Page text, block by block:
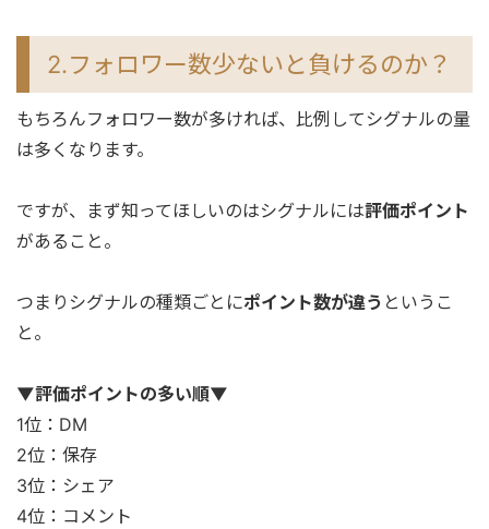
2.フォロワー数少ないと負けるのか？
もちろんフォロワー数が多ければ、比例してシグナルの量
は多くなります。
ですが、まず知ってほしいのはシグナルには評価ポイント
があること。
つまりシグナルの種類ごとにポイント数が違う というこ
と。
▼評価ポイントの多い順▼
1位：DM
2位：保存
3位：シェア
4位：コメント